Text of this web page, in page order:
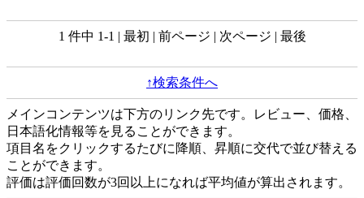
1 件中 1-1 | 最初 | 前ページ | 次ページ | 最後
↑検索条件へ
メインコンテンツは下方のリンク先です。レビュー、価格、
日本語化情報等を見ることができます。
項目名をクリックするたびに降順、昇順に交代で並び替える
ことができます。
評価は評価回数が3回以上になれば平均値が算出されます。